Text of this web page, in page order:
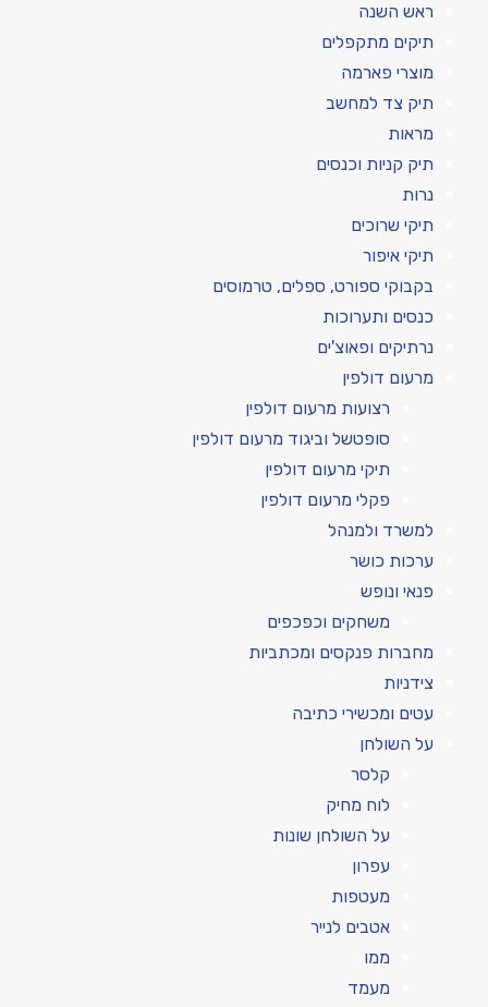
ראש השנה
תיקים מתקפלים
מוצרי פארמה
תיק צד למחשב
מראות
תיק קניות וכנסים
נרות
תיקי שרוכים
תיקי איפור
בקבוקי ספורט, ספלים, טרמוסים
כנסים ותערוכות
נרתיקים ופאוצ'ים
מרעום דולפין
רצועות מרעום דולפין
סופטשל וביגוד מרעום דולפין
תיקי מרעום דולפין
פקלי מרעום דולפין
למשרד ולמנהל
ערכות כושר
פנאי ונופש
משחקים וכפכפים
מחברות פנקסים ומכתביות
צידניות
עטים ומכשירי כתיבה
על השולחן
קלסר
לוח מחיק
על השולחן שונות
עפרון
מעטפות
אטבים לנייר
ממו
מעמד